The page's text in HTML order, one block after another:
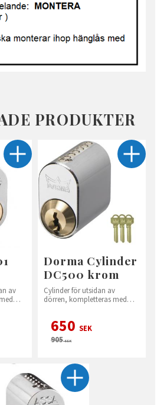
PRODUKTER
av
Dorma Cylinder
DC500 krom
Cylinder för utsidan av
dörren, kompletteras med
650 SEK
905SEK